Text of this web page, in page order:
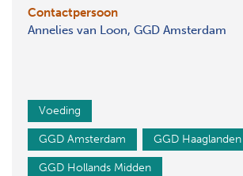
Contactpersoon
Annelies van Loon, GGD Amsterdam
Voeding
GGD Amsterdam GGD Haaglanden
GGD Hollands Midden